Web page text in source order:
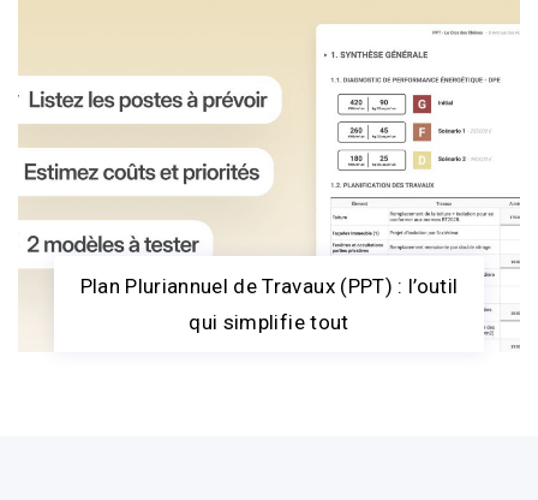
Plan Pluriannuel de Travaux (PPT) : l’outil
qui simplifie tout